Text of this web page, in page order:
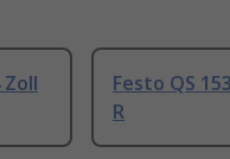
Zoll
Festo QS
R